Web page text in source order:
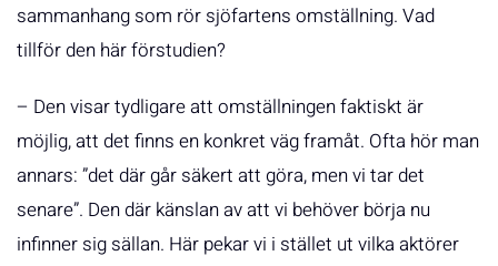
sammanhang som rör sjöfartens omställning. Vad
tillför den här förstudien?
– Den visar tydligare att omställningen faktiskt är
möjlig, att det finns en konkret väg framåt. Ofta hör man
annars: ”det där går säkert att göra, men vi tar det
senare”. Den där känslan av att vi behöver börja nu
infinner sig sällan. Här pekar vi i stället ut vilka aktörer